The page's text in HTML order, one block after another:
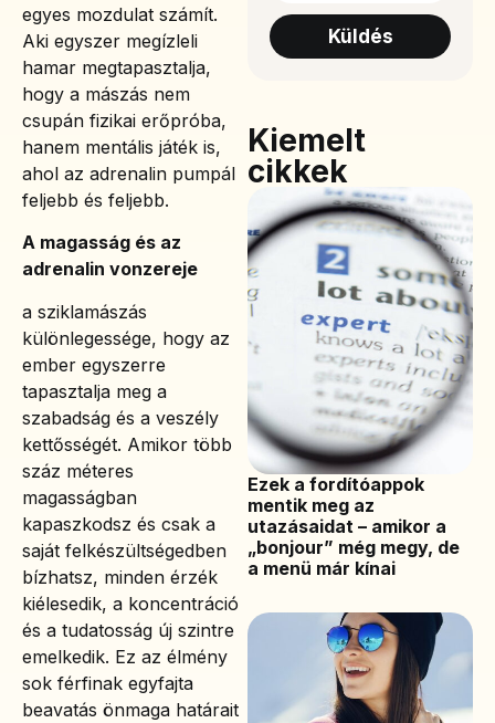
egyes mozdulat számít.
Aki egyszer megízleli
hamar megtapasztalja,
hogy a mászás nem
csupán fizikai erőpróba,
hanem mentális játék is,
ahol az adrenalin pumpál
feljebb és feljebb.
A magasság és az
adrenalin vonzereje
a sziklamászás
különlegessége, hogy az
ember egyszerre
tapasztalja meg a
szabadság és a veszély
kettősségét. Amikor több
száz méteres
magasságban
kapaszkodsz és csak a
saját felkészültségedben
bízhatsz, minden érzék
kiélesedik, a koncentráció
és a tudatosság új szintre
emelkedik. Ez az élmény
sok férfinak egyfajta
beavatás önmaga határait
Küldés
Kiemelt
cikkek
Ezek a fordítóappok
mentik meg az
utazásaidat – amikor a
„bonjour” még megy, de
a menü már kínai